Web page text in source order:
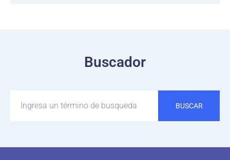
Buscador
BUSCAR